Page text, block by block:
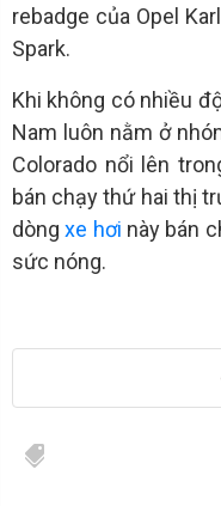
rebadge của Opel
Spark.
Khi không có nhiều
Nam luôn nằm ở
Colorado nổi lên
bán chạy thứ hai thị
dòngxe hơi này bán
sức nóng.